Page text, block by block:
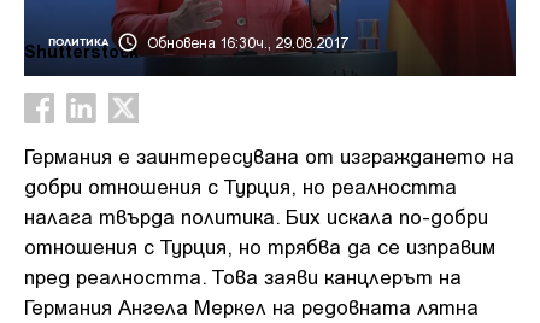
ПОЛИТИКА Обновена 16:30ч., 29.08.2017
Shutterstock
Германия е заинтересувана от изграждането на
добри отношения с Турция, но реалността
налага твърда политика. Бих искала по-добри
отношения с Турция, но трябва да се изправим
пред реалността. Това заяви канцлерът на
Германия Ангела Меркел на редовната лятна